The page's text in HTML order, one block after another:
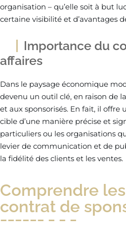
organisation – qu’elle soit à but
certaine visibilité et d’avantages
Importance du
affaires
Dans le paysage économique
devenu un outil clé, en raison de
et aux sponsorisés. En fait, il
cible d’une manière précise et
particuliers ou les organisations
levier de communication et de
la fidélité des clients et les ventes.
Comprendre
contrat de